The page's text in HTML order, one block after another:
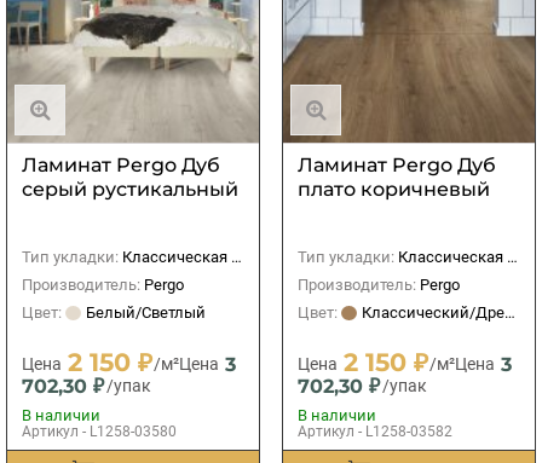
Ламинат Pergo Дуб
серый рустикальный
Тип укладки: Классическая (прямая)
Производитель: Pergo
Цвет:
Белый/Светлый
Цена 2 150 ₽/м²Цена 3
702,30 ₽/упак
В наличии
Артикул - L1258-03580
Ламинат Pergo Дуб
плато коричневый
Тип укладки: Классическая (прямая)
Производитель: Pergo
Цвет:
Классический/Древесный
Цена 2 150 ₽/м²Цена 3
702,30 ₽/упак
В наличии
Артикул - L1258-03582